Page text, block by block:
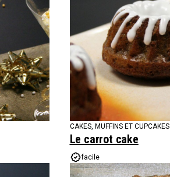
CAKES, MUFFINS ET CUPCAKES
Le carrot cake
facile